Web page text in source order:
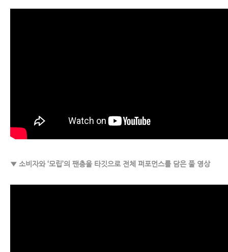
▼ 소비자와 ‘모립’의 팬층을 타깃으로 전체 퍼포먼스를 담은 풀 영상